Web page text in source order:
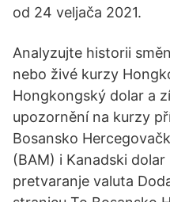
od 24 veljača 2021.
Analyzujte historii
nebo živé kurzy
Hongkongský dolar a
upozornění na kurzy
Bosansko
(BAM) i Kanadski
pretvaranje valuta